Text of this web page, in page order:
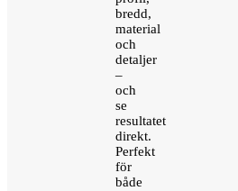
bredd,
material
och
detaljer
–
och
se
resultatet
direkt.
Perfekt
för
både